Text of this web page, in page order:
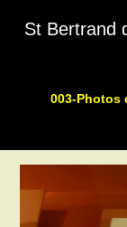
St Bertrand
003-Photos